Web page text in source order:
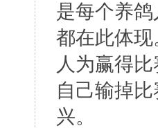
是每个养
都在此体
人为赢得
自己输掉
兴。